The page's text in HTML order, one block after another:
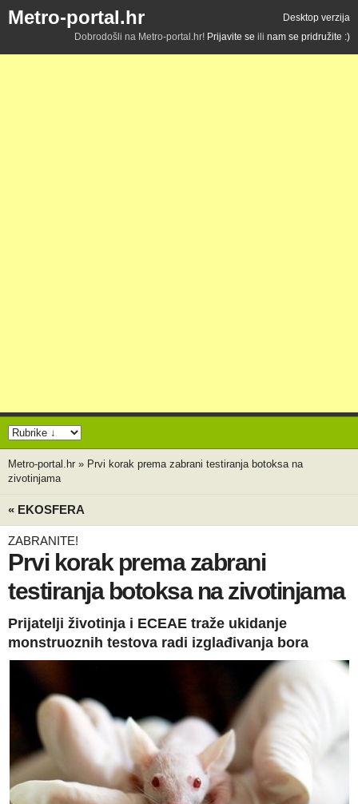
Metro-portal.hr
Desktop verzija
Dobrodošli na Metro-portal.hr! Prijavite se ili nam se pridružite :)
Metro-portal.hr » Prvi korak prema zabrani testiranja botoksa na
zivotinjama
« EKOSFERA
ZABRANITE!
Prvi korak prema zabrani
testiranja botoksa na zivotinjama
Prijatelji životinja i ECEAE traže ukidanje
monstruoznih testova radi izglađivanja bora